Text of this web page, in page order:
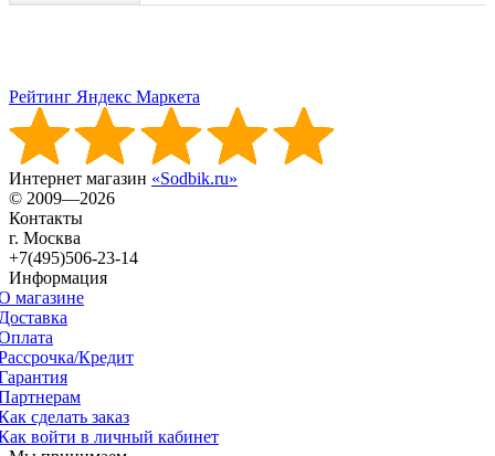
Рейтинг Яндекс Маркета
Интернет магазин «Sodbik.ru»
© 2009—2026
Контакты
г. Москва
+7(495)506-23-14
Информация
магазине
Кредит
сделать заказ
войти в личный кабинет